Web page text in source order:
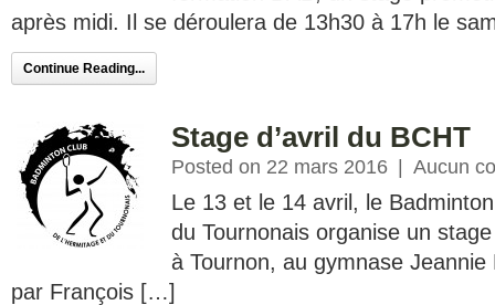
après midi. Il se déroulera de 13h30 à 17h le
Continue Reading...
Stage d’avril du BCHT
Posted on 22 mars 2016 Aucun
Le 13 et le 14 avril, le
du Tournonais organise un
à Tournon, au gymnase
par François […]